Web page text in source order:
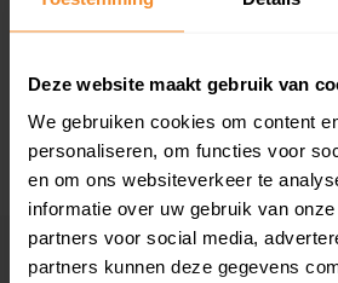
Deze website maakt gebruik van
We gebruiken cookies om content
personaliseren, om functies voor
en om ons websiteverkeer te
informatie over uw gebruik van
partners voor social media,
partners kunnen deze gegevens
1946 - 1980
1981 - 2007
2008 of later
Inwoners